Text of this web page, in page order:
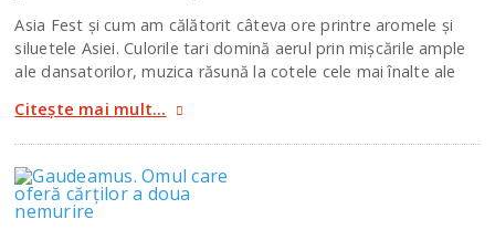
Asia Fest şi cum am călătorit câteva ore printre aromele şi
siluetele Asiei. Culorile tari domină aerul prin mişcările ample
ale dansatorilor, muzica răsună la cotele cele mai înalte ale
Citește mai mult...